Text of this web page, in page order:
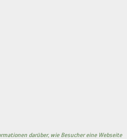
darüber, wie Besucher eine Webseite